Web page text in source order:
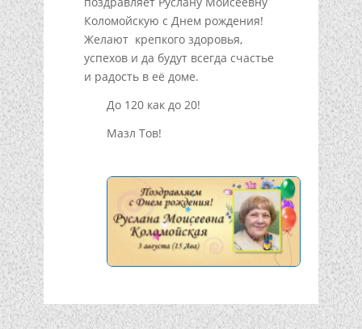
Коломойскую с Днем рождения!
Желают крепкого здоровья,
успехов и да будут всегда счастье
и радость в её доме.
До 120 как до 20!
Мазл Тов!